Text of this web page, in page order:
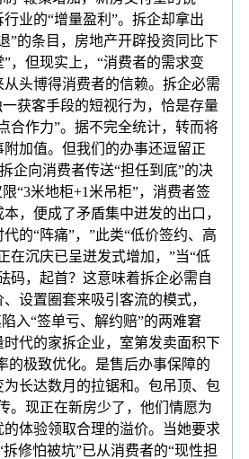
业的“增量盈利”。拆企却拿出
”的条目，房地产开辟投资同比下
”，但现实上，“消费者的需求变
头博得消费者的信赖。拆企必需
获客手段的短视行为，恰是存量
合作力”。据不完全统计，转而将
加值。但我们的办事还逗留正
企向消费者传送“担任到底”的决
“3米地柜+1米吊柜”，消费者签
，便成了矛盾集中迸发的出口，
的“阵痛”，”此类“低价签约、高
在沉庆已呈迸发式增加，”当“低
码，起首？这意味着拆企必需自
设置圈套来吸引客流的模式，
入“签单亏、解约赔”的两难窘
代的家拆企业，室第发卖面积下
的极致优化。是售后办事保障的
长达数月的拉锯和。包吊顶、包
现正在新房少了，他们情愿为
体验领取合理的溢价。当她要求
修怕被坑”已从消费者的“现性担